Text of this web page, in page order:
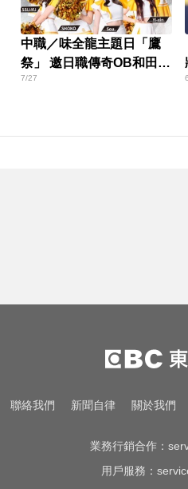
中職／味全龍主題日「鷹
祭」 邀日職傳奇OB和田毅
開球
7/27
五峰「8校停課」
台南死亡車禍！轎
「扭曲變形」男駕
滴管餵毒性侵致死
聯絡我們 新聞自律 關於我們
業務行銷合作：
用戶服務：